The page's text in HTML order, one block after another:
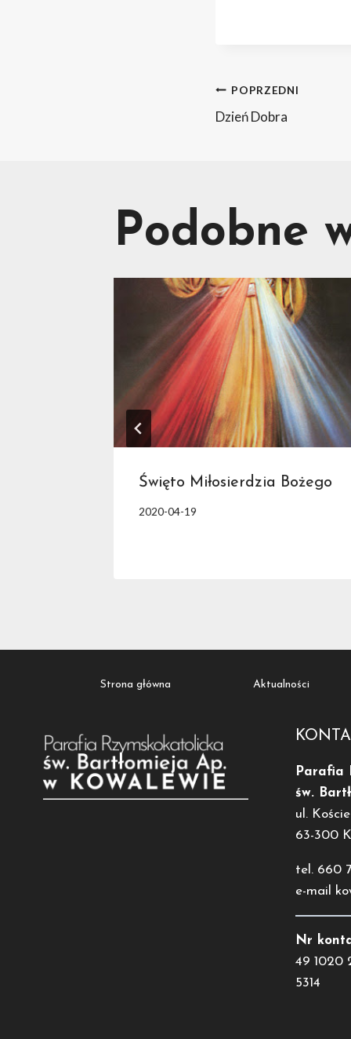
POPRZEDNI
Dzień Dobra
Podobne
Święto Miłosierdzia Bożego
2020-04-19
Strona główna Aktualności
Parafia
św.
ul.
63-300
tel. 660
e-mail
Nr
49 1020
5314